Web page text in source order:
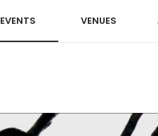
EVENTS VENUES